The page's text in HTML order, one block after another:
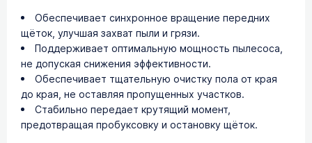
Обеспечивает синхронное вращение передних
щёток, улучшая захват пыли и грязи.
Поддерживает оптимальную мощность пылесоса,
не допуская снижения эффективности.
Обеспечивает тщательную очистку пола от края
до края, не оставляя пропущенных участков.
Стабильно передает крутящий момент,
предотвращая пробуксовку и остановку щёток.